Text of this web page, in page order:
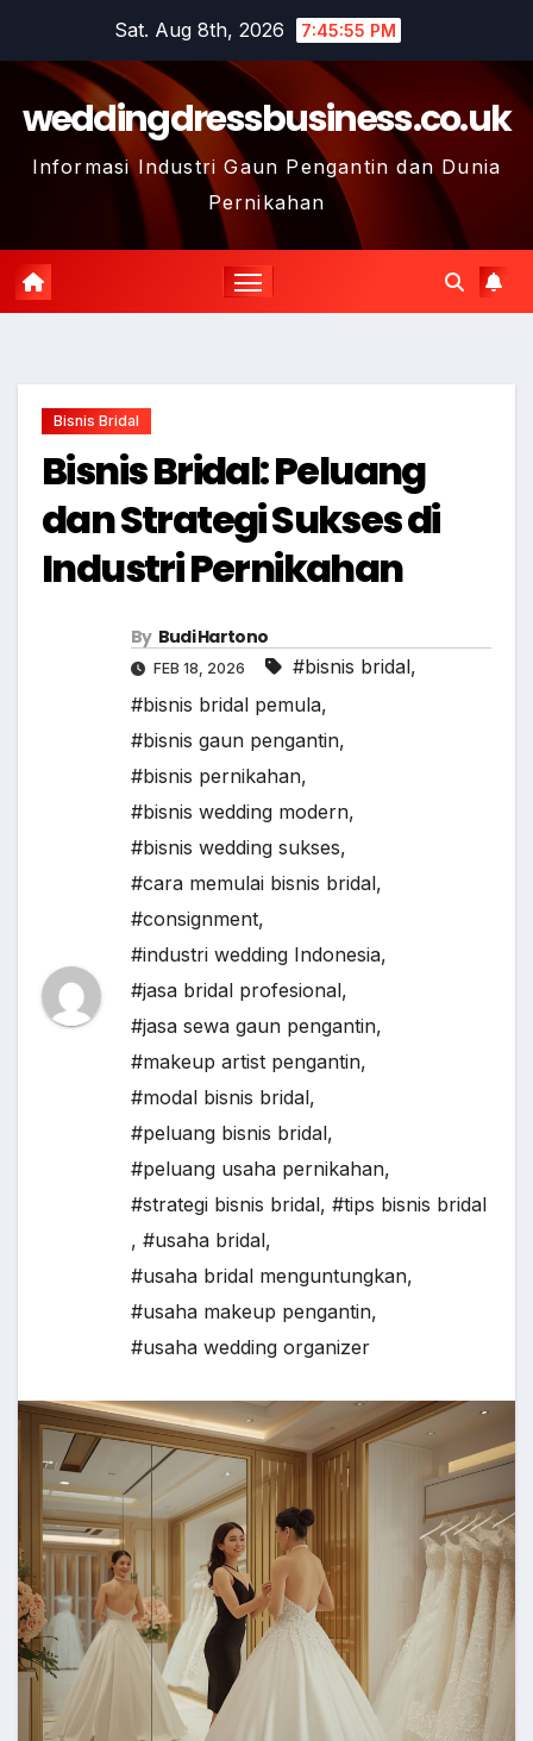
content
Sat. Aug 8th, 2026 7:45:56 PM
weddingdressbusiness.co.uk
Informasi Industri Gaun Pengantin dan Dunia
Pernikahan
Bisnis Bridal
Bisnis Bridal: Peluang
dan Strategi Sukses di
Industri Pernikahan
By Budi Hartono
FEB 18, 2026 #bisnis bridal,
#bisnis bridal pemula,
#bisnis gaun pengantin,
#bisnis pernikahan,
#bisnis wedding modern,
#bisnis wedding sukses,
#cara memulai bisnis bridal,
#consignment,
#industri wedding Indonesia,
#jasa bridal profesional,
#jasa sewa gaun pengantin,
#makeup artist pengantin,
#modal bisnis bridal,
#peluang bisnis bridal,
#peluang usaha pernikahan,
#strategi bisnis bridal, #tips bisnis bridal
, #usaha bridal,
#usaha bridal menguntungkan,
#usaha makeup pengantin,
#usaha wedding organizer